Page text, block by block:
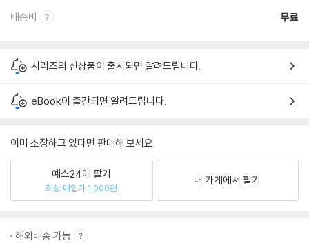
배송비 무료
시리즈의 신상품이 출시되면 알려드립니다.
eBook이 출간되면 알려드립니다.
이미 소장하고 있다면 판매해 보세요.
예스24에 팔기
최상 매입가 1,900원
내 가게에서 팔기
해외배송 가능